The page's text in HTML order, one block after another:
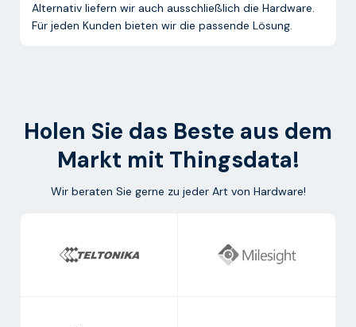
Alternativ liefern wir auch ausschließlich die Hardware.
Für jeden Kunden bieten wir die passende Lösung.
Holen Sie das Beste aus dem
Markt mit Thingsdata!
Wir beraten Sie gerne zu jeder Art von Hardware!